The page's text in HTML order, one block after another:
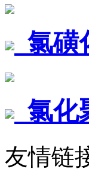
氯磺
氯化
友情链